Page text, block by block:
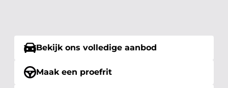
Bekijk ons volledige aanbod
Maak een proefrit